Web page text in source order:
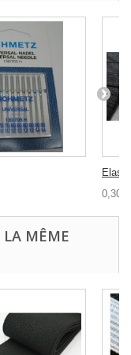
0,30 €
LA MÊME